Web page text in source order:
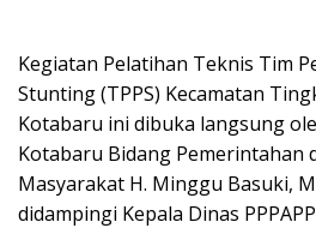
Kegiatan Pelatihan Teknis Tim
Stunting (TPPS) Kecamatan
Kotabaru ini dibuka langsung
Kotabaru Bidang Pemerintahan
Masyarakat H. Minggu Basuki,
didampingi Kepala Dinas